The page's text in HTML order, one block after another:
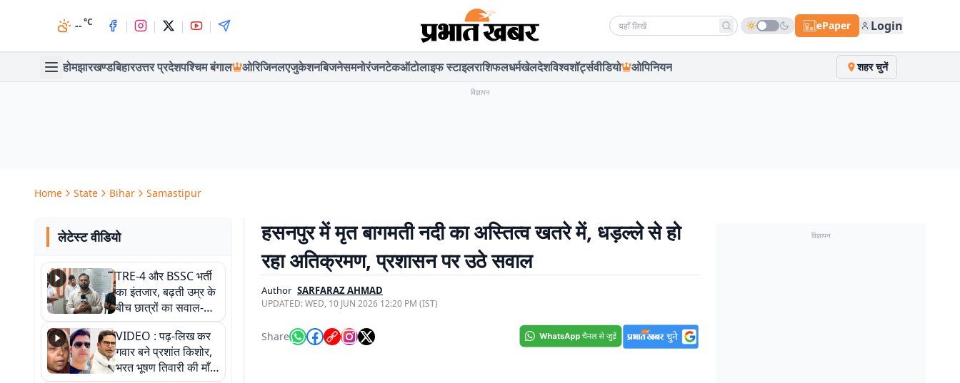
--°C | | | | Search news ePaper Login
होमझारखण्डबिहारउत्तर प्रदेशपश्चिम बंगाल ओरिजिनलएजुकेशनबिजनेसमनोरंजनटेकऑटोलाइफ स्टाइलराशिफलधर्मखेलदेशविश्वशॉर्ट्सवीडियो ओपिनियन शहर चुनें
विज्ञापन
Home State Bihar Samastipur
लेटेस्ट वीडियो
TRE-4 और BSSC भर्ती
का इंतजार, बढ़ती उम्र के
बीच छात्रों का सवाल-
आखिर कब आएगी बहाली?
देखें वीडियो
VIDEO : पढ़-लिख कर
गवार बने प्रशांत किशोर,
भरत भूषण तिवारी की माँ ने
हसनपुर में मृत बागमती नदी का अस्तित्व खतरे में, धड़ल्ले से हो
रहा अतिक्रमण, प्रशासन पर उठे सवाल
Author SARFARAZ AHMAD
UPDATED:WED, 10 JUN 2026 12:20 PM (IST)
Share
विज्ञापन